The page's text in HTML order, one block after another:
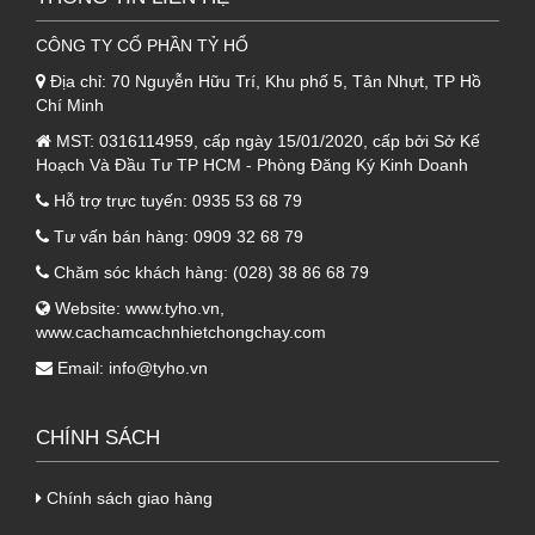
điểm, là loại vật liệu bảo ôn được làm từ sợi
thủy tinh tổng hợp có cấu tạo an toàn.
2. Ưu điểm của Panel Glasswool
chống cháy tôn nền dày 0.50mm +
Glasswool 75mm + tôn 0.50mm
Dòng sản phẩm tôn cách nhiệt Panel
Glasswool chống cháy
điểm, nhờ vậy được khách hàng ưa chuộng:
- Khả năng cách nhiệt, chống cháy hiệu quả.
thời, sản phẩm đem lại sự mát mẻ cho không
- Khả năng chống cháy giúp giảm thiểu rủi ro
CÔNG TY CỔ PHẦN TỶ HỔ
Địa chỉ: 70 Nguyễn Hữu Trí, Khu phố 5, Tân Nhựt, TP Hồ
Chí Minh
MST: 0316114959, cấp ngày 15/01/2020, cấp bởi Sở Kế
Hoạch Và Đầu Tư TP HCM - Phòng Đăng Ký Kinh Doanh
Hỗ trợ trực tuyến: 0935 53 68 79
Tư vấn bán hàng: 0909 32 68 79
Chăm sóc khách hàng: (028) 38 86 68 79
Website: www.tyho.vn
www.cachamcachnhietchongchay.com
Email: info@tyho.vn
CHÍNH SÁCH
Chính sách giao hàng